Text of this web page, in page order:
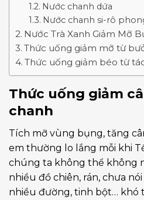
Nước chanh dứa
Nước chanh si-rô
Nước Trà Xanh Giảm Mỡ
Thức uống giảm mỡ từ
Thức uống giảm béo từ
Thức uống giảm
chanh
Tích mỡ vùng bụng, tăng
em thường lo lắng mỗi khi
chúng ta không thể không
nhiều đồ chiên, rán, chưa
nhiều đường, tinh bột… khó